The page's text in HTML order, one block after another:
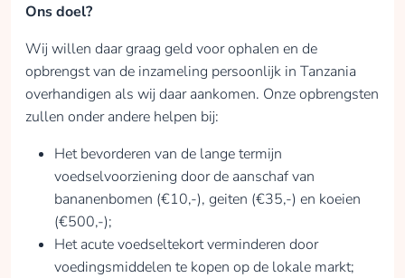
Ons doel?
Wij willen daar graag geld voor ophalen en de
opbrengst van de inzameling persoonlijk in Tanzania
overhandigen als wij daar aankomen. Onze opbrengsten
zullen onder andere helpen bij:
Het bevorderen van de lange termijn
voedselvoorziening door de aanschaf van
bananenbomen (€10,-), geiten (€35,-) en koeien
(€500,-);
Het acute voedseltekort verminderen door
voedingsmiddelen te kopen op de lokale markt;